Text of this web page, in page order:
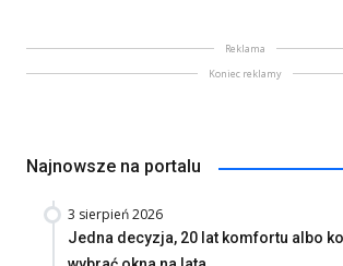
Reklama
Koniec reklamy
Najnowsze na portalu
3 sierpień 2026
Jedna decyzja, 20 lat komfortu albo